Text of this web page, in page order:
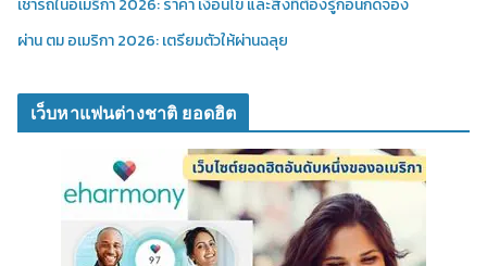
เช่ารถในอเมริกา 2026: ราคา เงื่อนไข และสิ่งที่ต้องรู้ก่อนกดจอง
ผ่าน ตม อเมริกา 2026: เตรียมตัวให้ผ่านฉลุย
เว็บหาแฟนต่างชาติ ยอดฮิต